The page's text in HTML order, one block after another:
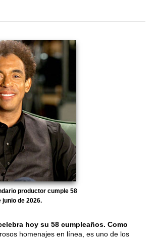
productor cumple 58
junio de 2026.
hoy su 58 cumpleaños. Como
homenajes en línea, es uno de los